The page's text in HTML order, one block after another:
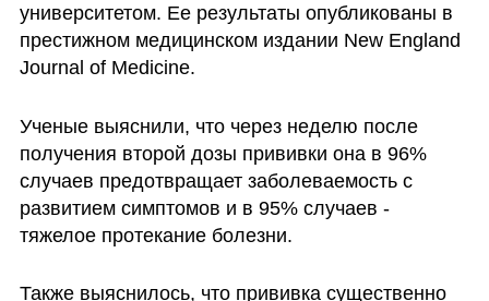
университетом. Ее результаты опубликованы в
престижном медицинском издании New England
Journal of Medicine.
Ученые выяснили, что через неделю после
получения второй дозы прививки она в 96%
случаев предотвращает заболеваемость с
развитием симптомов и в 95% случаев -
тяжелое протекание болезни.
Также выяснилось, что прививка существенно